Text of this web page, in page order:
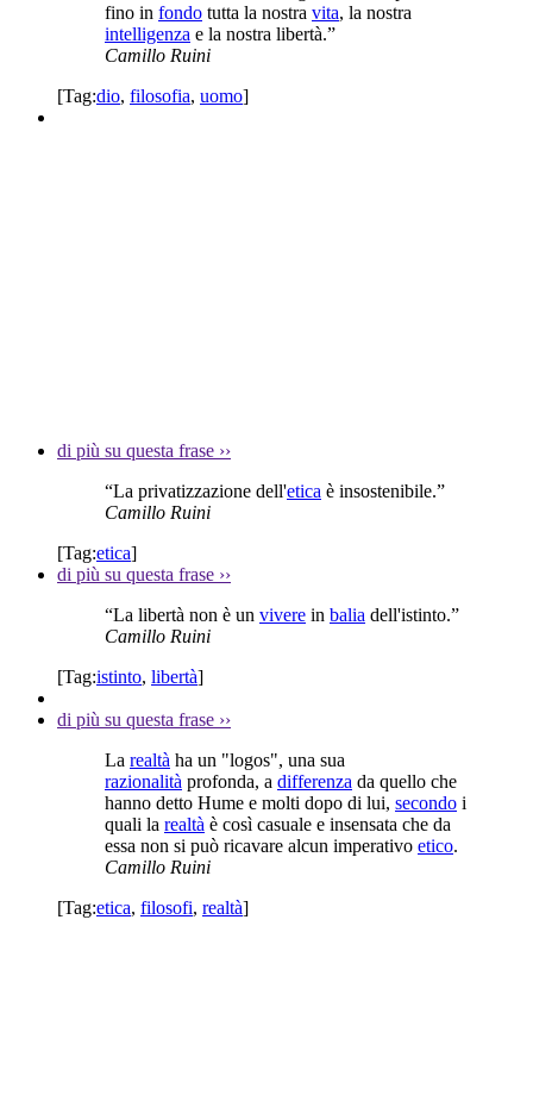
fino in fondo tutta la nostra vita, la nostra
intelligenza e la nostra libertà.”
Camillo Ruini
[Tag:dio, filosofia, uomo]
di più su questa frase ››
“La privatizzazione dell'etica è insostenibile.”
Camillo Ruini
[Tag:etica]
di più su questa frase ››
“La libertà non è un vivere in balia dell'istinto.”
Camillo Ruini
[Tag:istinto, libertà]
di più su questa frase ››
La realtà ha un "logos", una sua
razionalità profonda, a differenza da quello che
hanno detto Hume e molti dopo di lui, secondo i
quali la realtà è così casuale e insensata che da
essa non si può ricavare alcun imperativo etico.
Camillo Ruini
[Tag:etica, filosofi, realtà]